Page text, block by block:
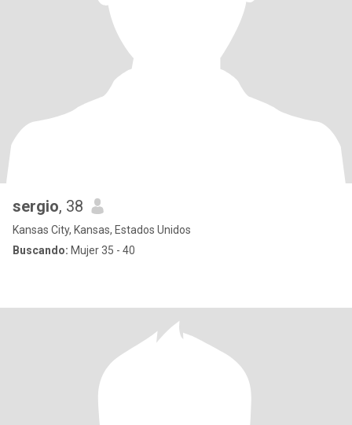
sergio, 38
Kansas City, Kansas, Estados Unidos
Buscando: Mujer 35 - 40